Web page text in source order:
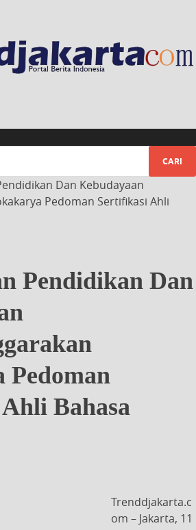
Dan Kebudayaan
Pedoman Sertifikasi Ahli
Pendidikan Dan
Bahasa
Trenddjakarta.c
om – Jakarta, 11